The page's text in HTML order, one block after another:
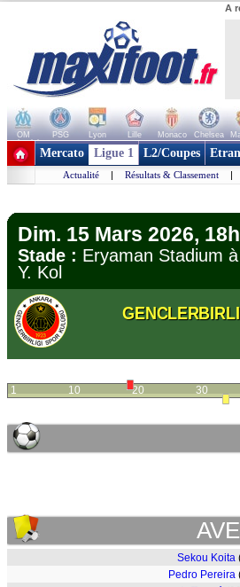
A
OM PSG Lyon Lille Monaco Chelsea
+ de clubs
Mercato Ligue 1 L2/Coupes
Actualité | Résultats & Classement |
Dim. 15 Mars 2026,
Stade : Eryaman Stadium
Y. Kol
1 10 20 30
Sekou Koita
Pedro Pereira